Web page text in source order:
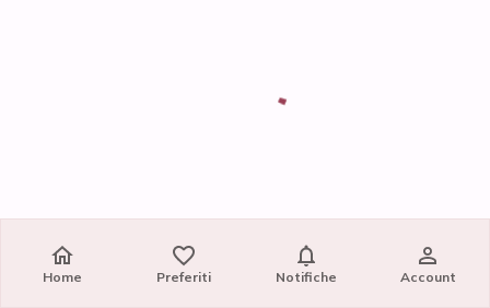
Home Preferiti Notifiche Account